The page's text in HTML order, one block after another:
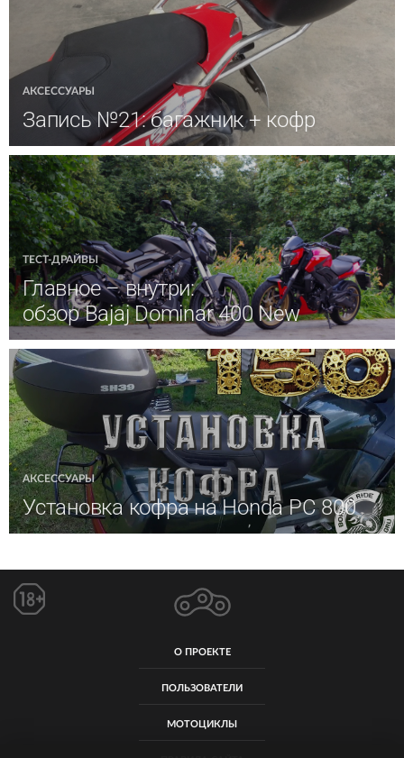
АКСЕССУАРЫ
Запись №21: багажник + кофр
ТЕСТ-ДРАЙВЫ
Главное – внутри:
обзор Bajaj Dominar 400 New
АКСЕССУАРЫ
Установка кофра на Honda PC 800
О ПРОЕКТЕ
ПОЛЬЗОВАТЕЛИ
МОТОЦИКЛЫ